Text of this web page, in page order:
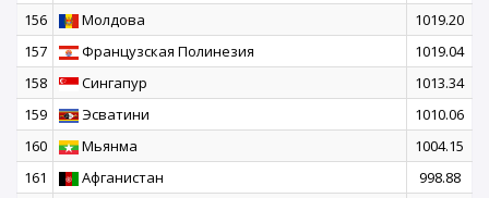
156
Молдова
1019.20
157
Французская Полинезия
1019.04
158
Сингапур
1013.34
159
Эсватини
1010.06
160
Мьянма
1004.15
161
Афганистан
998.88